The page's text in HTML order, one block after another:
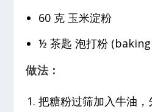
60 克 玉米淀粉
½ 茶匙 泡打粉
做法：
把糖粉过筛加入牛油